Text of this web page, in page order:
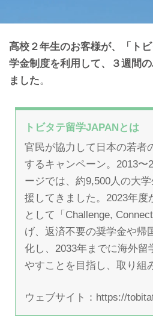
高校２年生のお客様が、「ト
学金制度を利用して、３週間
ました。
トビタテ留学JAPANとは
官民が協力して日本の若者
するキャンペーン。2013〜
ージでは、約9,500人の大
援してきました。2023年度
として「Challenge,
げ、返済不要の奨学金や帰
化し、2033年までに海外留
やすことを目指し、取り組
ウェブサイト：https://